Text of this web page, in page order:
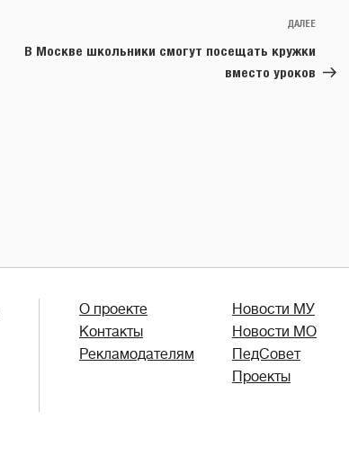
ДАЛЕЕ
В Москве школьники смогут посещать кружки
вместо уроков
О проекте
Контакты
Рекламодателям
Новости МУ
Новости МО
ПедСовет
Проекты